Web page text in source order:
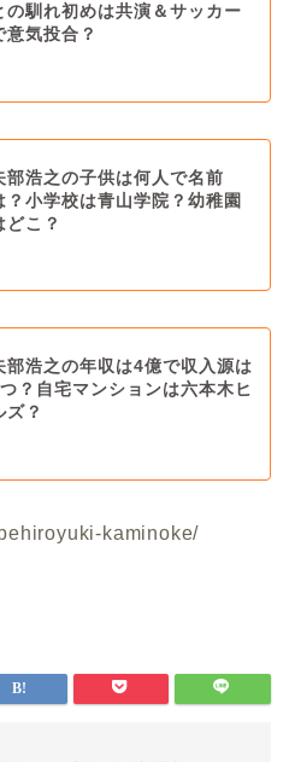
の馴れ初めは共演＆サッカー
意気投合？
部浩之の子供は何人で名前
？小学校は青山学院？幼稚園
どこ？
部浩之の年収は4億で収入源は
？自宅マンションは六本木ヒ
ズ？
kaminoke/